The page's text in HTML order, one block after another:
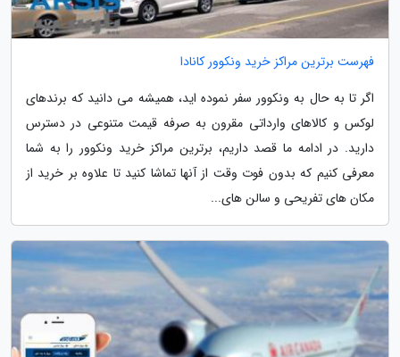
فهرست برترین مراکز خرید ونکوور کانادا
اگر تا به حال به ونکوور سفر نموده اید، همیشه می دانید که برندهای
لوکس و کالاهای وارداتی مقرون به صرفه قیمت متنوعی در دسترس
دارید. در ادامه ما قصد داریم، برترین مراکز خرید ونکوور را به شما
معرفی کنیم که بدون فوت وقت از آنها تماشا کنید تا علاوه بر خرید از
مکان های تفریحی و سالن های...